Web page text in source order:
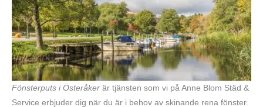
Fönsterputs i Österåker är tjänsten som vi på Anne Blom Städ &
Service erbjuder dig när du är i behov av skinande rena fönster.